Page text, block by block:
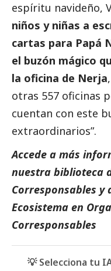
espíritu navideño,
niños y niñas a
cartas para Papá
el buzón mágico
la oficina de Nerja
otras 557 oficinas
cuentan con este
extraordinarios”.
Accede a más
nuestra biblioteca
Corresponsables y
Ecosistema en
Corresponsables
💡 Selecciona tu